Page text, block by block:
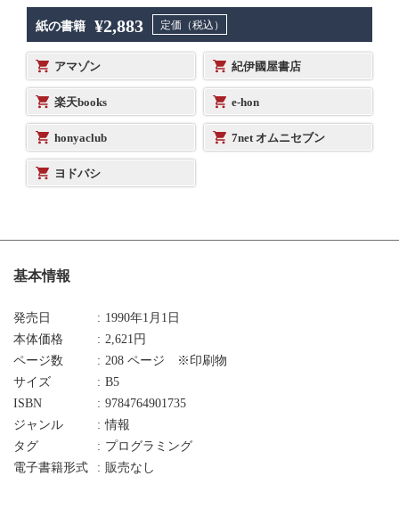
紙の書籍 ¥2,883 定価（税込）
アマゾン 紀伊國屋書店
楽天books e-hon
honyaclub 7net オムニセブン
ヨドバシ
基本情報
発売日
1990年1月1日
本体価格
2,621円
ページ数
208 ページ ※印刷物
サイズ
B5
ISBN
9784764901735
ジャンル
情報
タグ
プログラミング
電子書籍形式
販売なし